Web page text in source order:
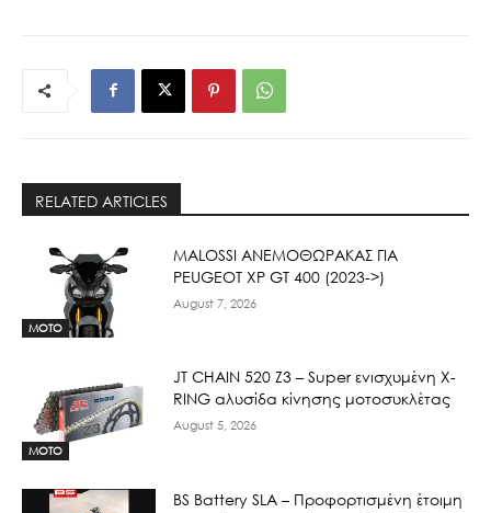
RELATED ARTICLES
MOTO
ΜΑLOSSI ΑΝΕΜΟΘΩΡΑΚΑΣ ΓΙΑ
PEUGEOT XP GT 400 (2023->)
August 7, 2026
MOTO
JT CHAIN 520 Ζ3 – Super ενισχυμένη X-
RING αλυσίδα κίνησης μοτοσυκλέτας
August 5, 2026
BS Battery SLA – Προφορτισμένη έτοιμη